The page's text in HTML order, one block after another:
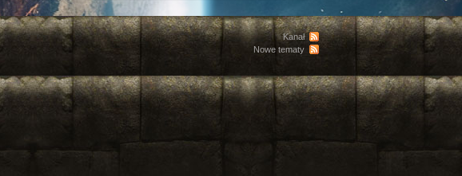
Kanał
Nowe tematy